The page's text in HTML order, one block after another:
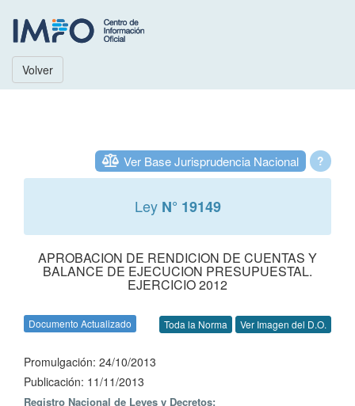
Volver
?
Ver Base Jurisprudencia Nacional
Ley N° 19149
APROBACION DE RENDICION DE CUENTAS Y
BALANCE DE EJECUCION PRESUPUESTAL.
EJERCICIO 2012
Documento Actualizado Toda la Norma Ver Imagen del D.O.
Promulgación: 24/10/2013
Publicación: 11/11/2013
Registro Nacional de Leyes y Decretos: